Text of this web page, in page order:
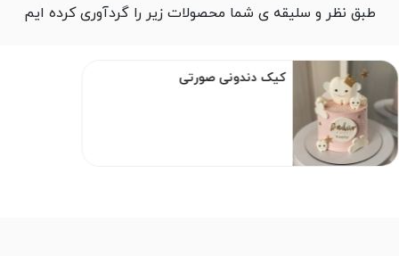
طبق نظر و سلیقه ی شما محصولات زیر را گردآوری کرده ایم
کیک دندونی صورتی